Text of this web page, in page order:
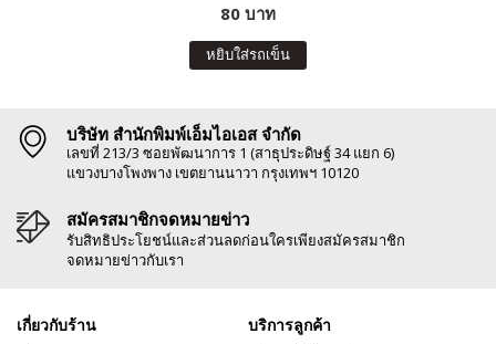
80 บาท
หยิบใส่รถเข็น
บริษัท สำนักพิมพ์เอ็มไอเอส จำกัด
เลขที่ 213/3 ซอยพัฒนาการ 1 (สาธุประดิษฐ์ 34 แยก 6)
แขวงบางโพงพาง เขตยานนาวา กรุงเทพฯ 10120
สมัครสมาชิกจดหมายข่าว
รับสิทธิประโยชน์และส่วนลดก่อนใครเพียงสมัครสมาชิก
จดหมายข่าวกับเรา
เกี่ยวกับร้าน บริการลูกค้า